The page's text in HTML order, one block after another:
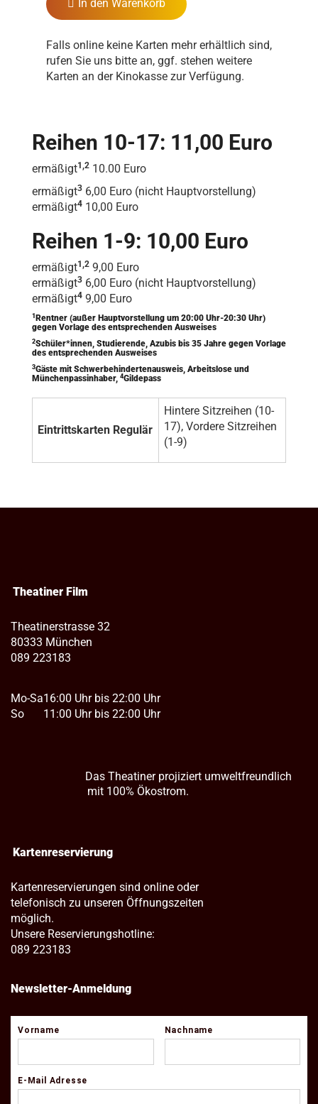
In den Warenkorb
Falls online keine Karten mehr erhältlich sind,
rufen Sie uns bitte an, ggf. stehen weitere
Karten an der Kinokasse zur Verfügung.
Reihen 10-17: 11,00 Euro
ermäßigt1,2 10.00 Euro
ermäßigt3 6,00 Euro (nicht Hauptvorstellung)
ermäßigt4 10,00 Euro
Reihen 1-9: 10,00 Euro
ermäßigt1,2 9,00 Euro
ermäßigt3 6,00 Euro (nicht Hauptvorstellung)
ermäßigt4 9,00 Euro
1 Rentner (außer Hauptvorstellung um 20:00 Uhr-20:30 Uhr)
gegen Vorlage des entsprechenden Ausweises
2Schüler*innen, Studierende, Azubis bis 35 Jahre gegen Vorlage
des entsprechenden Ausweises
3Gäste mit Schwerbehindertenausweis, Arbeitslose und
Münchenpassinhaber, 4Gildepass
Eintrittskarten Regulär
Hintere Sitzreihen (10-
17), Vordere Sitzreihen
(1-9)
Theatiner Film
Theatinerstrasse 32
80333 München
089 223183
Mo-Sa
So
16:00 Uhr bis 22:00 Uhr
11:00 Uhr bis 22:00 Uhr
Das Theatiner projiziert umweltfreundlich
mit 100% Ökostrom.
Kartenreservierung
Kartenreservierungen sind online oder
telefonisch zu unseren Öffnungszeiten
möglich.
Unsere Reservierungshotline:
089 223183
Newsletter-Anmeldung